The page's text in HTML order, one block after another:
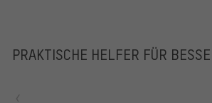
PRAKTISCHE HELFER FÜR